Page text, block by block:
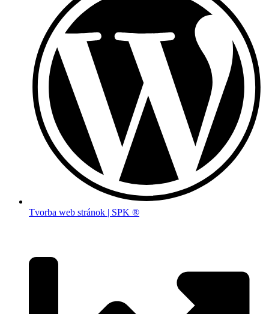
Tvorba web stránok | SPK ®